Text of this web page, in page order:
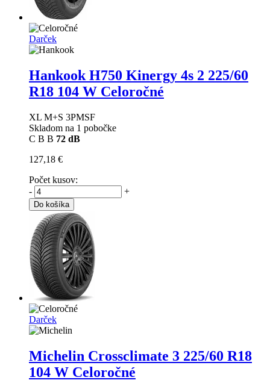
Darček
Hankook H750 Kinergy 4s 2 225/60
R18 104 W Celoročné
XL M+S 3PMSF
Skladom na 1 pobočke
C B B 72 dB
127,18 €
Počet kusov:
-
+
Do košíka
Darček
Michelin Crossclimate 3 225/60 R18
104 W Celoročné